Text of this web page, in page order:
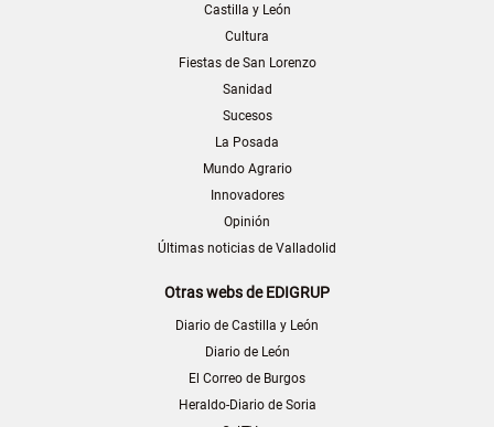
Castilla y León
Cultura
Fiestas de San Lorenzo
Sanidad
Sucesos
La Posada
Mundo Agrario
Innovadores
Opinión
Últimas noticias de Valladolid
Otras webs de EDIGRUP
Diario de Castilla y León
Diario de León
El Correo de Burgos
Heraldo-Diario de Soria